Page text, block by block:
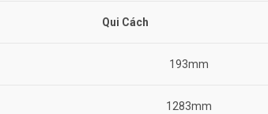
Qui Cách
193mm
1283mm